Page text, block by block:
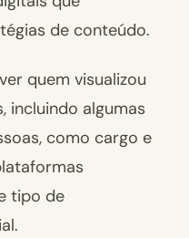
de conteúdo.
quem visualizou
incluindo algumas
como cargo e
tipo de